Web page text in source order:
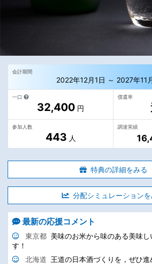
会計期間
2022年12月1日 ～ 2027年11
一口
32,400 円
償還率
参加人数
443 人
調達実績
特典の詳細をみる
分配シミュレーション
最新の応援コメント
東京都 美味のお米から味のある美味し
す！
北海道 王道の日本酒づくりを，ぜひ進